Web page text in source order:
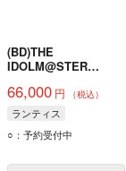
(BD)THE
IDOLM@STER
LIVE TOUR 螺旋 -
Halo around- Blu-
ray(初回生産限定版)
66,000 円 （税込）
ランティス
○：予約受付中